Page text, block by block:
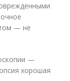
— не
—
хорошая